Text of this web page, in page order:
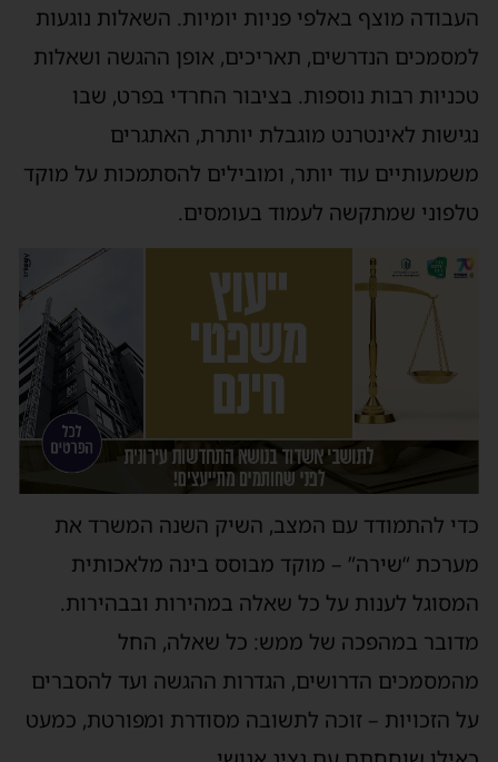
העבודה מוצף באלפי פניות יומיות. השאלות נוגעות
למסמכים הנדרשים, תאריכים, אופן ההגשה ושאלות
טכניות רבות נוספות. בציבור החרדי בפרט, שבו
נגישות לאינטרנט מוגבלת יותרת, האתגרים
משמעותיים עוד יותר, ומובילים להסתמכות על מוקד
טלפוני שמתקשה לעמוד בעומסים.
כדי להתמודד עם המצב, השיק השנה המשרד את
מערכת “שירה” – מוקד מבוסס בינה מלאכותית
המסוגל לענות על כל שאלה במהירות ובבהירות.
מדובר במהפכה של ממש: כל שאלה, החל
מהמסמכים הדרושים, הגדרות ההגשה ועד להסברים
על הזכויות – זוכה לתשובה מסודרת ומפורטת, כמעט